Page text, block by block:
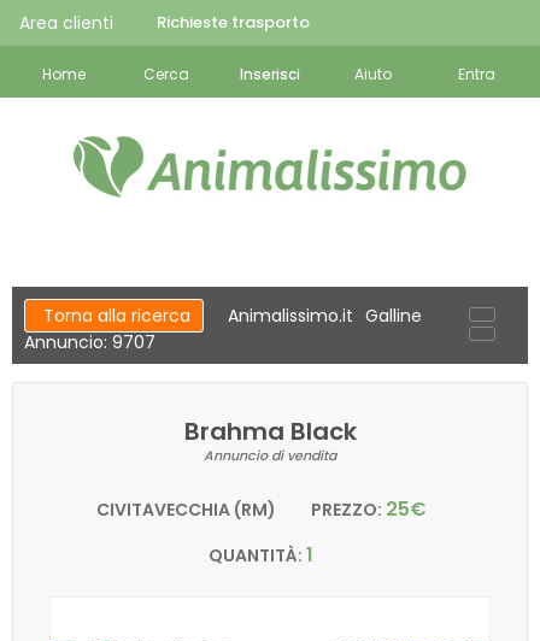
Area clienti Richieste trasporto
Home Cerca Inserisci Aiuto Entra
Torna alla ricerca Animalissimo.it Galline
Annuncio: 9707
Brahma Black
Annuncio di vendita
CIVITAVECCHIA (RM) PREZZO: 25€
QUANTITÀ: 1